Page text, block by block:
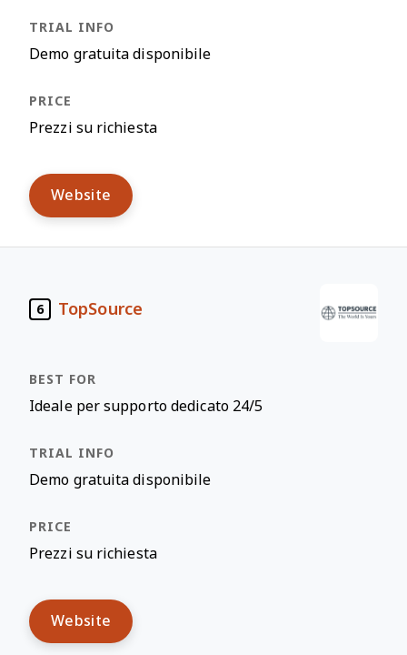
Demo gratuita disponibile
Prezzi su richiesta
Website
6 TopSource
Ideale per supporto dedicato 24/5
Demo gratuita disponibile
Prezzi su richiesta
Website